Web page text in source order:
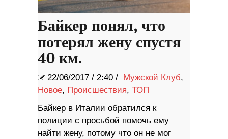
Байкер понял, что
потерял жену спустя
40 км.
22/06/2017 / 2:40 / Мужской Клуб,
Новое, Происшествия, ТОП
Байкер в Италии обратился к
полиции с просьбой помочь ему
найти жену, потому что он не мог